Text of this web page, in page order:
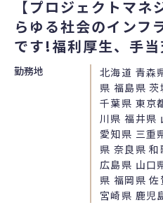
【プロジェクトマネ
らゆる社会のインフ
です!福利厚生、手
勤務地
北海道 青森
県 福島県
千葉県 東京
川県 福井県
愛知県 三重
県 奈良県
広島県 山口
県 福岡県
宮崎県 鹿児